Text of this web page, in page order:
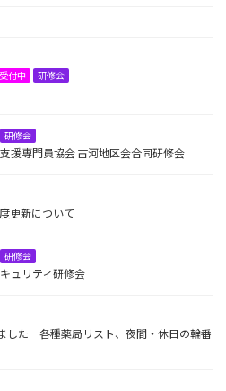
付中 研修会
研修会
専門員協会 古河地区会合同研修会
更新について
研修会
ュリティ研修会
した 各種薬局リスト、夜間・休日の輪番